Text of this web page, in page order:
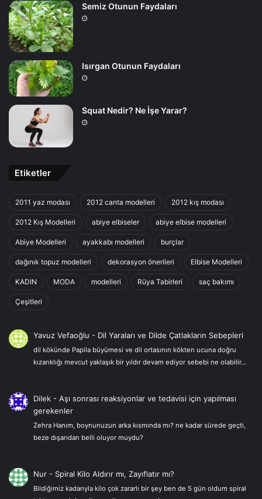
Semiz Otunun Faydaları
Isırgan Otunun Faydaları
Squat Nedir? Ne İşe Yarar?
Etiketler
2011 yaz modası 2012 canta modelleri 2012 kış modası
2012 Kış Modelleri abiye elbiseler abiye elbise modelleri
Abiye Modelleri ayakkabı modelleri burçlar
dağınık topuz modelleri dekorasyon önerileri Elbise Modelleri
KADIN MODA modelleri Rüya Tabirleri saç bakımı
Çeşitleri
Yavuz Vefaoğlu - Dil Yaraları ve Dilde Çatlakların Sebepleri
dil kökünde Papila büyümesi ve dil ortasının kökten ucuna doğru
kızarıklığı mevcut yaklaşık bir yıldır devam ediyor sebebi ne olabilir…
Dilek -Aşı sonrası reaksiyonlar ve tedavisi için yapılması
gerekenler
Zehra Hanım, boynunuzun arka kısmında mı? ne kadar sürede geçti,
beze dışarıdan belli oluyor muydu?
Nur - Spiral Kilo Aldırır mı, Zayıflatır mı?
Bildiğimiz kadarıyla kilo çok zararlı bir şey ben de 5 gün oldum spiral